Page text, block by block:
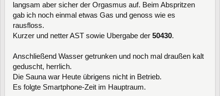
langsam aber sicher der Orgasmus auf. Beim Abspritzen
gab ich noch einmal etwas Gas und genoss wie es
rausfloss.
Kurzer und netter AST sowie Ubergabe der 50430.
Anschließend Wasser getrunken und noch mal draußen kalt
geduscht, herrlich.
Die Sauna war Heute übrigens nicht in Betrieb.
Es folgte Smartphone-Zeit im Hauptraum.